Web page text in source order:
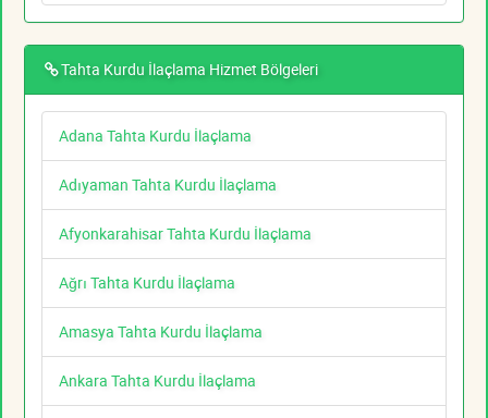
Tahta Kurdu İlaçlama Hizmet Bölgeleri
Adana Tahta Kurdu İlaçlama
Adıyaman Tahta Kurdu İlaçlama
Afyonkarahisar Tahta Kurdu İlaçlama
Ağrı Tahta Kurdu İlaçlama
Amasya Tahta Kurdu İlaçlama
Ankara Tahta Kurdu İlaçlama